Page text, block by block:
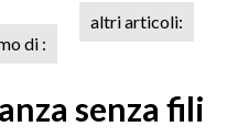
di :
altri articoli:
senza fili